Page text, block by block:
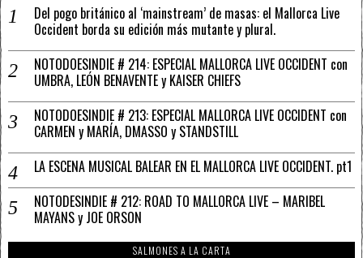
Del pogo británico al ‘mainstream’ de masas: el Mallorca Live
Occident borda su edición más mutante y plural.
NOTODOESINDIE # 214: ESPECIAL MALLORCA LIVE OCCIDENT con
UMBRA, LEÓN BENAVENTE y KAISER CHIEFS
NOTODOESINDIE # 213: ESPECIAL MALLORCA LIVE OCCIDENT con
CARMEN y MARÍA, DMASSO y STANDSTILL
LA ESCENA MUSICAL BALEAR EN EL MALLORCA LIVE OCCIDENT. pt1
NOTODESINDIE # 212: ROAD TO MALLORCA LIVE – MARIBEL
MAYANS y JOE ORSON
SALMONES A LA CARTA